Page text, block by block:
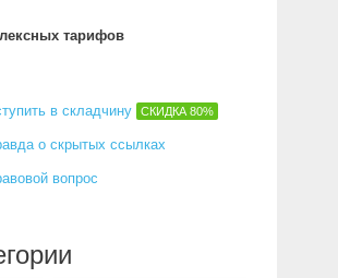
тарифов
в складчину СКИДКА 80%
о скрытых ссылках
вопрос